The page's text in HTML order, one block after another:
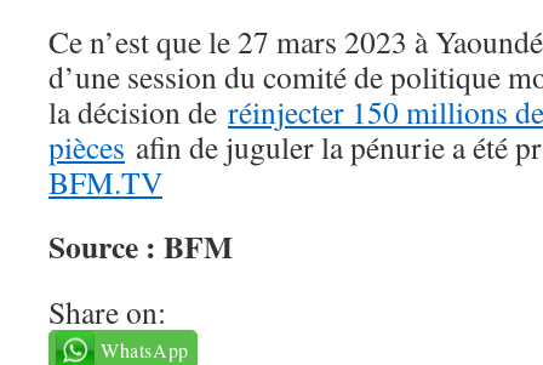
Ce n’est que le 27 mars 2023 à
d’une session du comité de politique
la décision de réinjecter 150 millions
pièces afin de juguler la pénurie a été
BFM.TV
Source : BFM
Share on:
WhatsApp